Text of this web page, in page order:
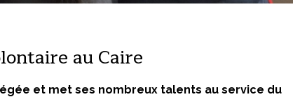
au Caire
et met ses nombreux talents au service du